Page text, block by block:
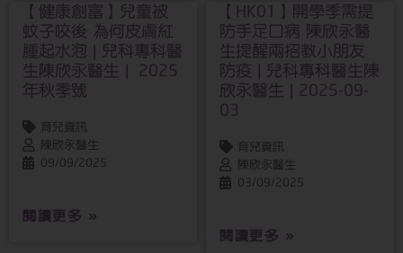
【健康創富】兒童被
蚊子咬後 為何皮膚紅
腫起水泡 | 兒科專科醫
生陳欣永醫生 | 2025
年秋季號
育兒資訊
陳欣永醫生
09/09/2025
閱讀更多 »
【HK01】開學季需提
防手足口病 陳欣永醫
生提醒兩招教小朋友
防疫 | 兒科專科醫生陳
欣永醫生 | 2025-09-
03
育兒資訊
陳欣永醫生
03/09/2025
閱讀更多 »